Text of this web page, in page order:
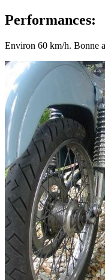
Performances:
Environ 60 km/h. Bonne